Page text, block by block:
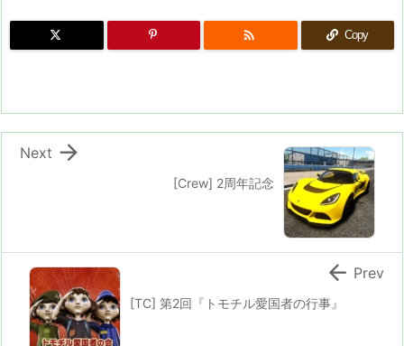
 Copy
[Crew] 2周年記念

Next
[TC] 第2回『トモチル愛国者の行事』
 Prev